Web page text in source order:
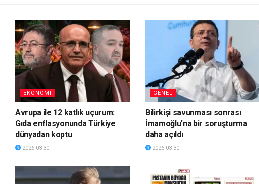
EKONOMI
Avrupa ile 12 katlık uçurum:
Gıda enflasyonunda Türkiye
dünyadan koptu
2026-03-30
GENEL
Bilirkişi savunması sonrası
İmamoğlu’na bir soruşturma
daha açıldı
2026-03-30